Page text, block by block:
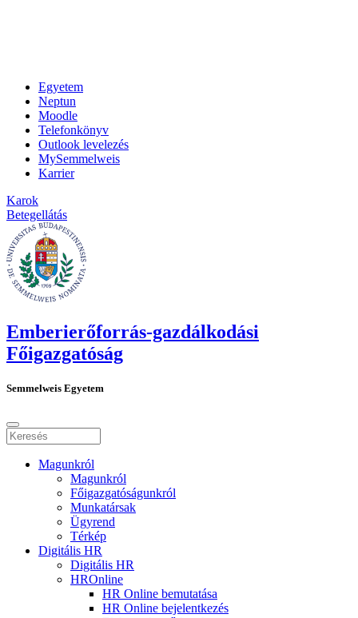
Egyetem
Neptun
Moodle
Telefonkönyv
Outlook levelezés
MySemmelweis
Karrier
Karok
Betegellátás
Emberierőforrás-gazdálkodási
Főigazgatóság
Semmelweis Egyetem
Magunkról
Magunkról
Főigazgatóságunkról
Munkatársak
Ügyrend
Térkép
Digitális HR
Digitális HR
HROnline
HR Online bemutatása
HR Online bejelentkezés